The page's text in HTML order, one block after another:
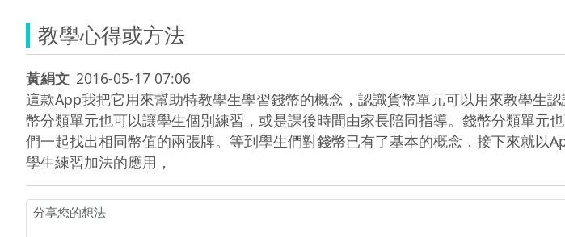
教學心得或方法
黃絹文 2016-05-17 07:06
這款App我把它用來幫助特教學生學習錢幣的概念，認識貨幣單元可以用來教學生
幣分類單元也可以讓學生個別練習，或是課後時間由家長陪同指導。錢幣分類單元
們一起找出相同幣值的兩張牌。等到學生們對錢幣已有了基本的概念，接下來就
學生練習加法的應用，